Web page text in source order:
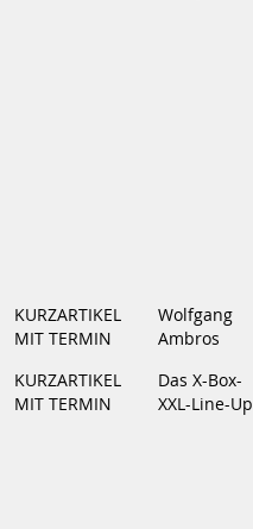
KURZARTIKEL
MIT TERMIN
Wolfgang
Ambros
KURZARTIKEL
MIT TERMIN
Das X-Box-
XXL-Line-Up